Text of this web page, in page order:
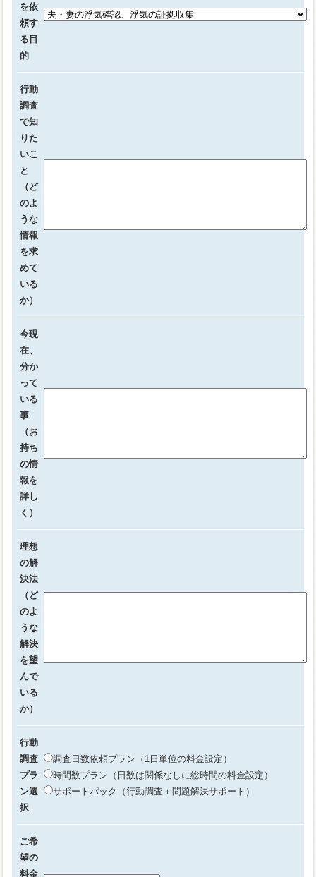
を依
頼す
る目
的
行動
調査
で知
りた
いこ
と
（ど
のよ
うな
情報
を求
めて
いる
か）
今現
在、
分か
って
いる
事
（お
持ち
の情
報を
詳し
く）
理想
の解
決法
（ど
のよ
うな
解決
を望
んで
いる
か）
行動
調査
プラ
ン選
択
調査日数依頼プラン（1日単位の料金設定）
時間数プラン（日数は関係なしに総時間の料金設定）
サポートパック（行動調査＋問題解決サポート）
ご希
望の
料金